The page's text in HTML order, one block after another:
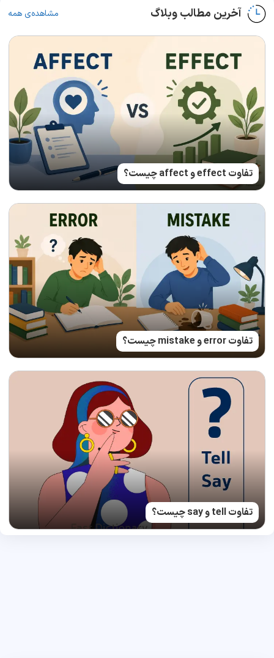
آخرین مطالب وبلاگ مشاهده‌ی همه
تفاوت effect و affect چیست؟
تفاوت error و mistake چیست؟
تفاوت tell و say چیست؟